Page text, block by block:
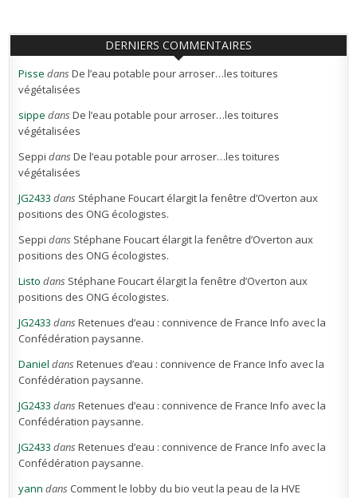
DERNIERS COMMENTAIRES
Pisse dansDe l’eau potable pour arroser…les toitures
végétalisées
sippe dansDe l’eau potable pour arroser…les toitures
végétalisées
Seppi dansDe l’eau potable pour arroser…les toitures
végétalisées
JG2433 dans Stéphane Foucart élargit la fenêtre d’Overton aux
positions des ONG écologistes.
Seppi dans Stéphane Foucart élargit la fenêtre d’Overton aux
positions des ONG écologistes.
Listo dans Stéphane Foucart élargit la fenêtre d’Overton aux
positions des ONG écologistes.
JG2433 dansRetenues d’eau : connivence de France Info avec la
Confédération paysanne.
Daniel dansRetenues d’eau : connivence de France Info avec la
Confédération paysanne.
JG2433 dansRetenues d’eau : connivence de France Info avec la
Confédération paysanne.
JG2433 dansRetenues d’eau : connivence de France Info avec la
Confédération paysanne.
yann dans Comment le lobby du bio veut la peau de la HVE